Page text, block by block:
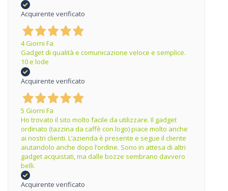
Acquirente verificato
4 Giorni Fa
Gadget di qualità e comunicazione veloce e semplice.
10 e lode
Acquirente verificato
5 Giorni Fa
Ho trovato il sito molto facile da utilizzare. Il gadget
ordinato (tazzina da caffè con logo) piace molto anche
ai nostri clienti. L’azienda è presente e segue il cliente
aiutandolo anche dopo l’ordine. Sono in attesa di altri
gadget acquistati, ma dalle bozze sembrano davvero
belli.
Acquirente verificato